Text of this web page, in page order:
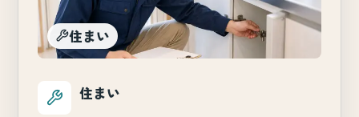
住まい
住まい